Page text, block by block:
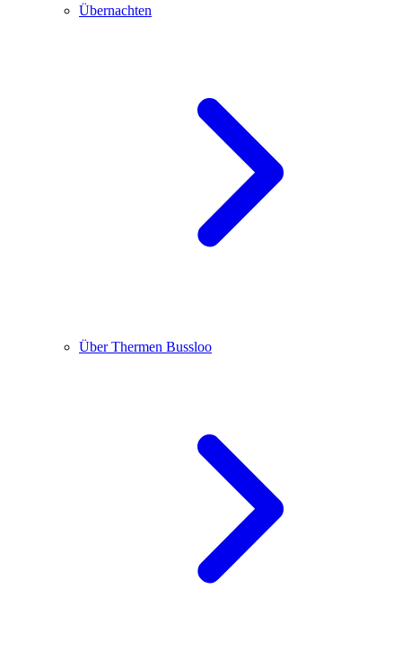
Übernachten
Über Thermen Bussloo